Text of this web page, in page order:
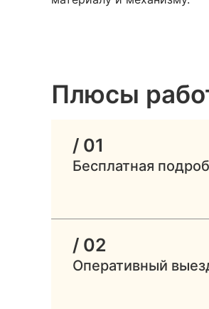
Плюсы
/ 01
Бесплатная
/ 02
Оперативный